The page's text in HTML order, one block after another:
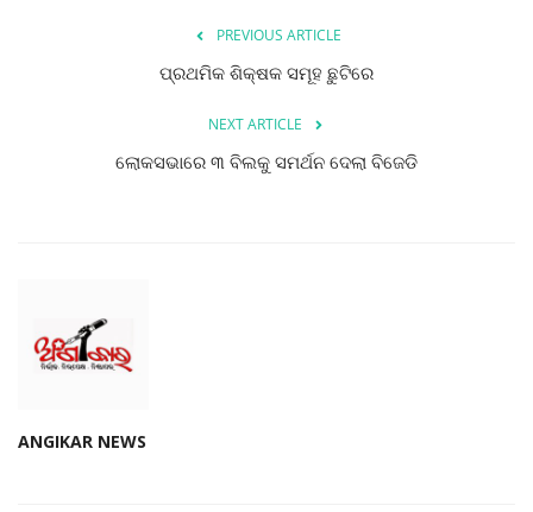
Language
PREVIOUS ARTICLE
ପ୍ରଥମିକ ଶିକ୍ଷକ ସମୂହ ଛୁଟିରେ
NEXT ARTICLE
ଲୋକସଭାରେ ୩ ବିଲକୁ ସମର୍ଥନ ଦେଲା ବିଜେଡି
ANGIKAR NEWS